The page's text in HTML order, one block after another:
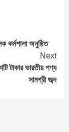
কর্মশালা অনুষ্ঠিত
Next
টাকার ভারতীয় পণ্য
সামগ্রী জব্দ